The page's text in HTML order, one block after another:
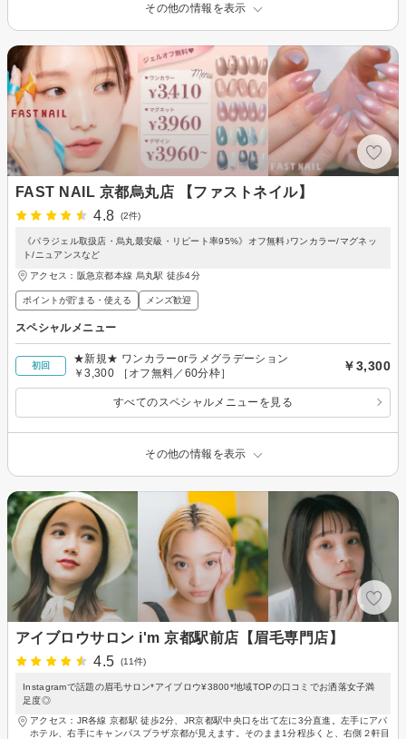
その他の情報を表示
FAST NAIL 京都烏丸店 【ファストネイル】
4.8
(2件)
《パラジェル取扱店・烏丸最安級・リピート率95%》オフ無料♪ワンカラー/マグネッ
ト/ニュアンスなど
アクセス：阪急京都本線 烏丸駅 徒歩4分
ポイントが貯まる・使える メンズ歓迎
スペシャルメニュー
初回
★新規★ ワンカラーorラメグラデーション
￥3,300 ［オフ無料／60分枠］
￥3,300
すべてのスペシャルメニューを見る
その他の情報を表示
アイブロウサロン i'm 京都駅前店【眉毛専門店】
4.5
(11件)
Instagramで話題の眉毛サロン*アイブロウ¥3800*地域TOPの口コミでお洒落女子満
足度◎
アクセス：JR各線 京都駅 徒歩2分、JR京都駅中央口を出て左に3分直進。左手にアパ
ホテル、右手にキャンパスプラザ京都が見えます。そのまま1分程歩くと、右側２軒目